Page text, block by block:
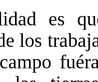
es
los